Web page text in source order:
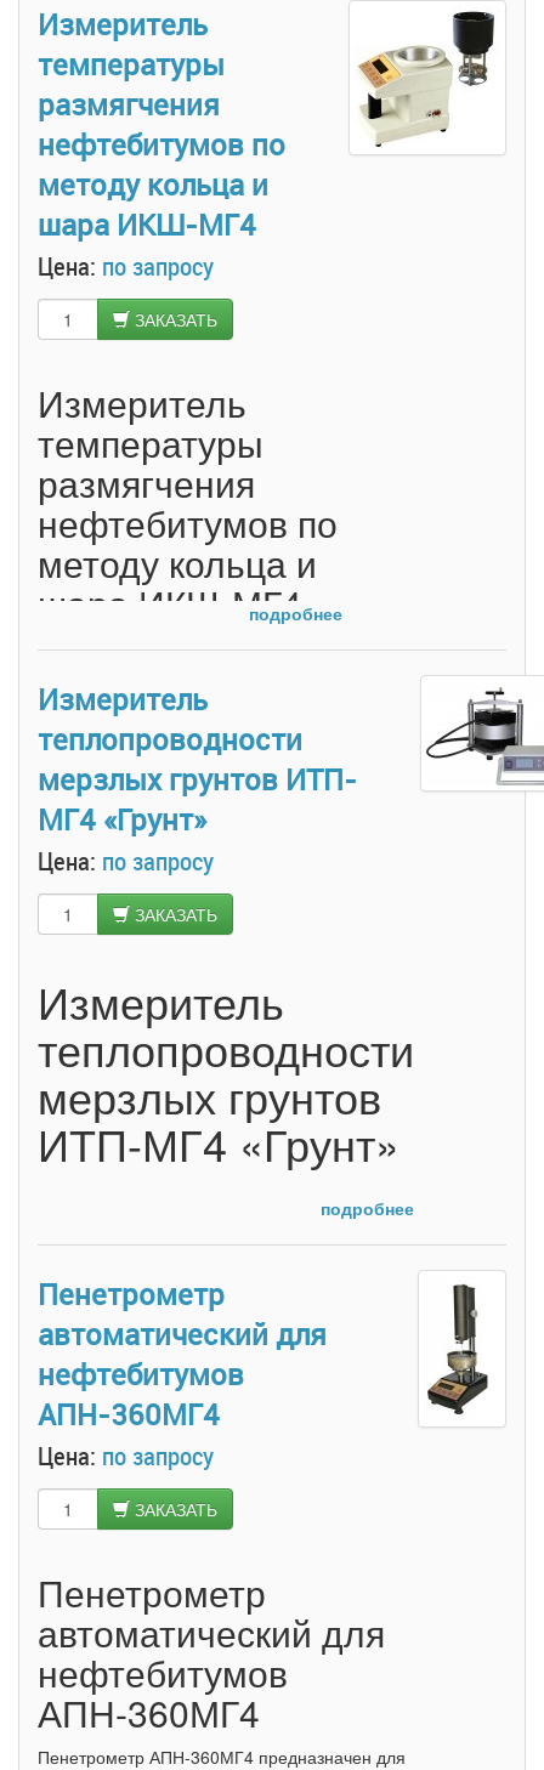
«Грунт», промораживание образцов грунта,
помещенных в термоконтейнеры,
осуществляется в морозильной камере при
температуре минус 4 °С с поддержанием
температуры +1 °С на нижней
термостатируемой плите.
Измеритель
температуры
размягчения
нефтебитумов по
методу кольца и
шара ИКШ-МГ4
Цена: по запросу
ЗАКАЗАТЬ
Измеритель
температуры
размягчения
нефтебитумов по
методу кольца и
шара ИКШ-МГ4
Прибор ИКШ-МГ4 предназначен для
размягчения нефтебитумов по ГОСТ
11506-73 в соответствии с МИ
2418. Прибор обеспечивает
автоматический нагрев образцов с
заданной скоростью, фиксацию и
запоминание температуры
размягчения. Равномерность нагрева
по высоте (в объеме)
обеспечивается механической
мешалкой.
подробнее
Измеритель
теплопроводности
мерзлых грунтов ИТП-
МГ4 «Грунт»
Цена: по запросу
ЗАКАЗАТЬ
Измеритель
теплопроводности
мерзлых грунтов
ИТП-МГ4 «Грунт»
Прибор ИТП-МГ4 «Грунт» предназначен для
определения теплопроводности мерзлых
26263-84.
подробнее
Пенетрометр
автоматический для
нефтебитумов
АПН-360МГ4
Цена: по запросу
ЗАКАЗАТЬ
Пенетрометр
автоматический для
нефтебитумов
АПН-360МГ4
Пенетрометр АПН-360МГ4 предназначен для